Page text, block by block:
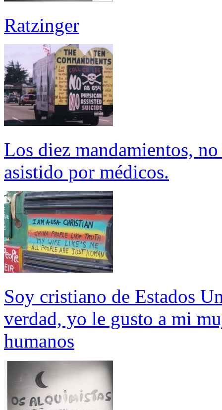
Ratzinger
Los diez mandamientos,
asistido por médicos.
Soy cristiano de Estados
verdad, yo le gusto a mi
humanos